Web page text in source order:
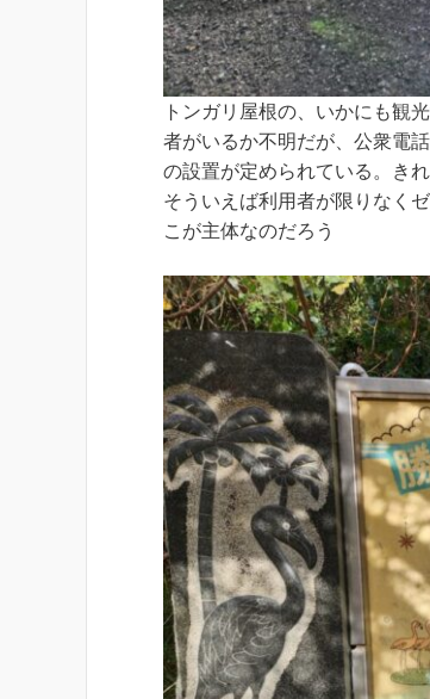
トンガリ屋根の、いかにも観
者がいるか不明だが、公衆電
の設置が定められている。き
そういえば利用者が限りなく
こが主体なのだろう